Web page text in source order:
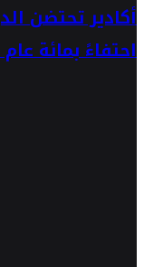
احتفاءً بمائة